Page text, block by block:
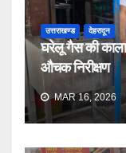
उत्तराखण्ड देहरादून
घरेलू गैस की
औचक निरीक्षण
MAR 16, 2026